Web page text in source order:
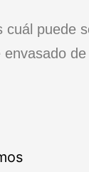
cuál puede